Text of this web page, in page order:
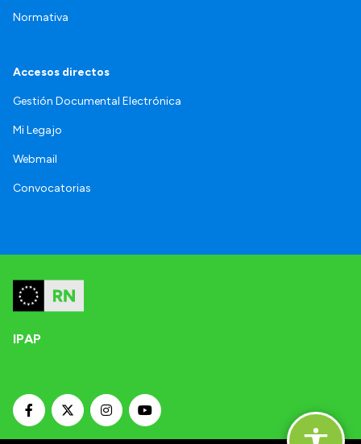
Normativa
Accesos directos
Gestión Documental Electrónica
Mi Legajo
Webmail
Convocatorias
IPAP